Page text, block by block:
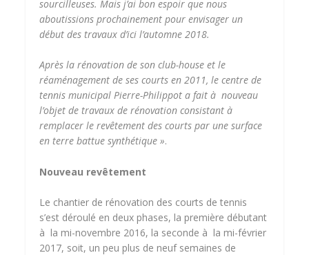
sourcilleuses. Mais j’ai bon espoir que nous
aboutissions prochainement pour envisager un
début des travaux d’ici l’automne 2018.
Après la rénovation de son club-house et le
réaménagement de ses courts en 2011, le centre de
tennis municipal Pierre-Philippot a fait à nouveau
l’objet de travaux de rénovation consistant à
remplacer le revêtement des courts par une surface
en terre battue synthétique ».
Nouveau revêtement
Le chantier de rénovation des courts de tennis
s’est déroulé en deux phases, la première débutant
à la mi-novembre 2016, la seconde à la mi-février
2017, soit, un peu plus de neuf semaines de